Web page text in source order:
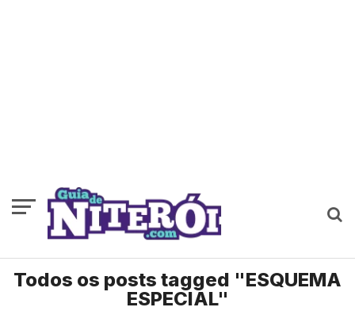
Todos os posts tagged "ESQUEMA
ESPECIAL"